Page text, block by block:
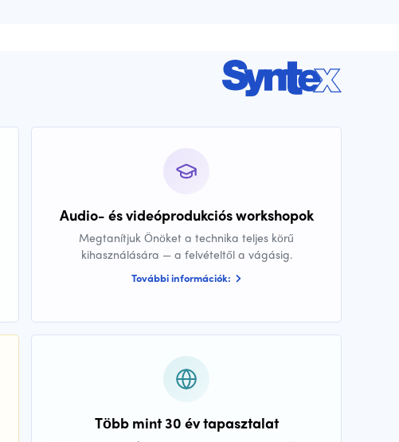
Audio- és videóprodukciós workshopok
Megtanítjuk Önöket a technika teljes körű
kihasználására — a felvételtől a vágásig.
További információk:
Több mint 30 év tapasztalat